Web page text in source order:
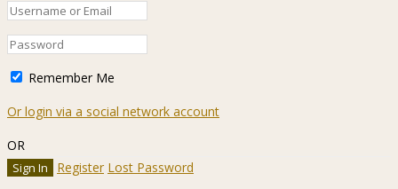
Remember Me
Or login via a social network account
OR
Register Lost Password